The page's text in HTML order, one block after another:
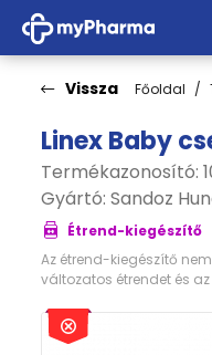
Vissza Főoldal
Linex Baby
Termékazonosító:
Gyártó: Sandoz
Étrend-kiegészítő
Az étrend-kiegészítő
változatos étrendet és